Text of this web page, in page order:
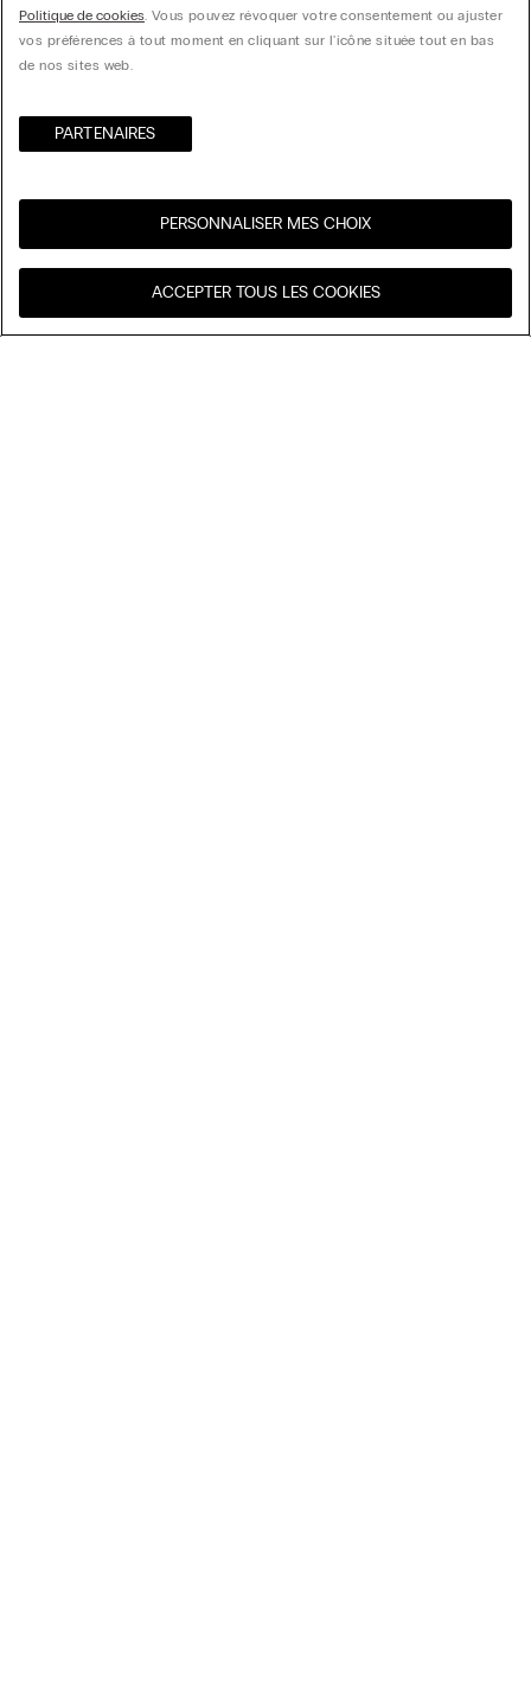
United States
Politique de cookies. Vous pouvez révoquer votre consentement ou ajuster
vos préférences à tout moment en cliquant sur l'icône située tout en bas
de nos sites web.
PARTENAIRES​
PERSONNALISER MES CHOIX
ACCEPTER TOUS LES COOKIES